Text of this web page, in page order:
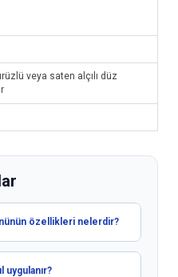
veya saten alçılı düz
özellikleri nelerdir?
uygulanır?